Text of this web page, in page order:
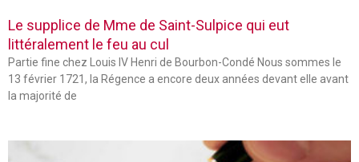
Le supplice de Mme de Saint-Sulpice qui eut
littéralement le feu au cul
Partie fine chez Louis IV Henri de Bourbon-Condé Nous sommes le
13 février 1721, la Régence a encore deux années devant elle avant
la majorité de